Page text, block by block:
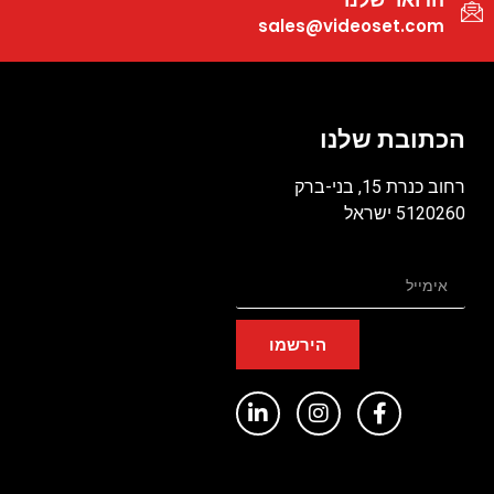
sales@videoset.com
הכתובת שלנו
רחוב כנרת 15, בני-ברק
5120260 ישראל
הירשמו